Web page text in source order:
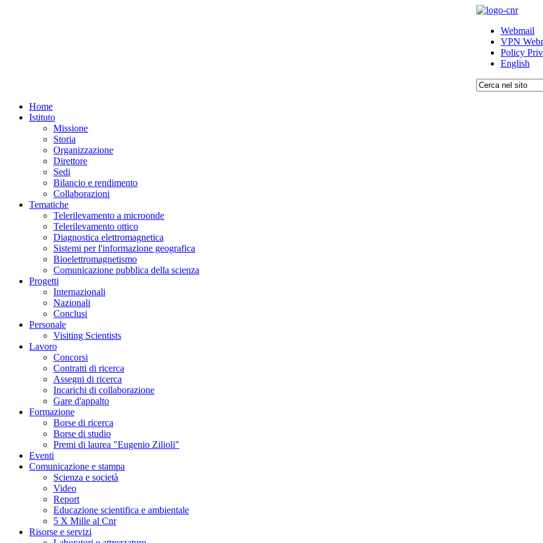
Webmail
VPN
Policy
English
Home
Istituto
Missione
Storia
Organizzazione
Direttore
Sedi
Bilancio e rendimento
Collaborazioni
Tematiche
Telerilevamento a microonde
Telerilevamento ottico
Diagnostica elettromagnetica
Sistemi per l'informazione geografica
Bioelettromagnetismo
Comunicazione pubblica della scienza
Progetti
Internazionali
Nazionali
Conclusi
Personale
Visiting Scientists
Lavoro
Concorsi
Contratti di ricerca
Assegni di ricerca
Incarichi di collaborazione
Gare d'appalto
Formazione
Borse di ricerca
Borse di studio
Premi di laurea "Eugenio Zilioli"
Eventi
Comunicazione e stampa
Scienza e società
Video
Report
Educazione scientifica e ambientale
5 X Mille al Cnr
Risorse e servizi